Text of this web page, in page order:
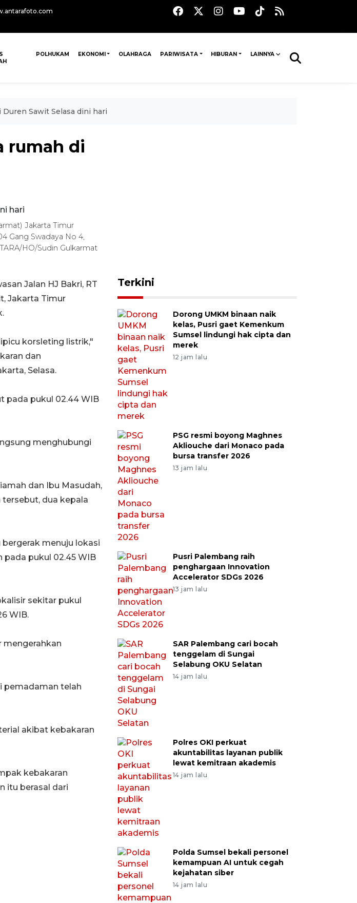
POLHUKAM EKONOMI OLAHRAGA PARIWISATA HIBURAN LAINNYA
Sawit Selasa dini hari
rumah di
Jakarta Timur
Gang Swadaya No 4,
HO/Sudin Gulkarmat
Jalan HJ Bakri, RT
Jakarta Timur
korsleting listrik,"
dan
Selasa.
pada pukul 02.44 WIB
menghubungi
dan Ibu Masudah,
dua kepala
menuju lokasi
pukul 02.45 WIB
sekitar pukul
WIB.
mengerahkan
pemadaman telah
akibat kebakaran
kebakaran
itu berasal dari
Terkini
Dorong UMKM binaan naik
kelas, Pusri gaet Kemenkum
Sumsel lindungi hak cipta dan
merek
12 jam lalu
PSG resmi boyong Maghnes
Akliouche dari Monaco pada
bursa transfer 2026
13 jam lalu
Pusri Palembang raih
penghargaan Innovation
Accelerator SDGs 2026
13 jam lalu
SAR Palembang cari bocah
tenggelam di Sungai
Selabung OKU Selatan
14 jam lalu
Polres OKI perkuat
akuntabilitas layanan publik
lewat kemitraan akademis
14 jam lalu
Polda Sumsel bekali personel
kemampuan AI untuk cegah
kejahatan siber
14 jam lalu